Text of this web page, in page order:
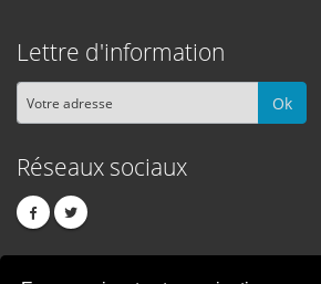
Lettre d'information
Ok
Réseaux sociaux